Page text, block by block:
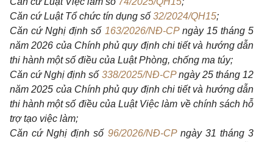
Căn cứ Luật Tổ chức tín dụng số 32/2024/QH15;
Căn cứ Nghị định số 163/2026/NĐ-CPngày 15 tháng 5
năm 2026 của Chính phủ quy định chi tiết và hướng dẫn
thi hành một số điều của Luật Phòng, chống ma túy;
Căn cứ Nghị định số 338/2025/NĐ-CPngày 25 tháng 12
năm 2025 của Chính phủ quy định chi tiết và hướng dẫn
thi hành một số điều của Luật Việc làm về chính sách hỗ
trợ tạo việc làm;
Căn cứ Nghị định số 96/2026/NĐ-CPngày 31 tháng 3